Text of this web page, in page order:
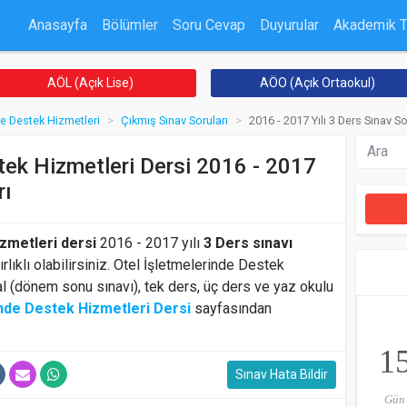
Anasayfa Bölümler Soru Cevap Duyurular Akademik
AÖL (Açık Lise) AÖO (Açık Ortaokul)
Destek Hizmetleri Çıkmış Sınav Soruları 2016 - 2017 Yılı 3 Ders Sınav
Hizmetleri Dersi 2016 - 2017
dersi 2016 - 2017 yılı 3 Ders sınavı
olabilirsiniz. Otel İşletmelerinde Destek
(dönem sonu sınavı), tek ders, üç ders ve yaz okulu
Destek Hizmetleri Dersi sayfasından
Sınav Hata Bildir
Gün